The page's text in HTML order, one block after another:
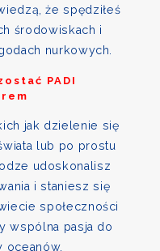
że spędziłeś
środowiskach i
nurkowych.
PADI
jak dzielenie się
lub po prostu
udoskonalisz
i staniesz się
społeczności
wspólna pasja do
oceanów.